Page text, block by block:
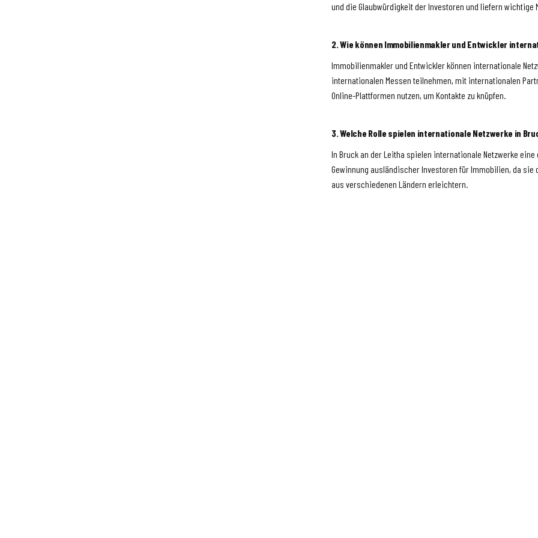
und die Glaubwürdigkeit der Investoren und liefern wichtige
2. Wie können Immobilienmakler und Entwickler
Immobilienmakler und Entwickler können internationale
internationalen Messen teilnehmen, mit internationalen
Online-Plattformen nutzen, um Kontakte zu knüpfen.
3. Welche Rolle spielen internationale Netzwerke in
In Bruck an der Leitha spielen internationale Netzwerke eine
Gewinnung ausländischer Investoren für Immobilien, da sie
aus verschiedenen Ländern erleichtern.